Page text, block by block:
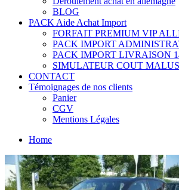
BLOG
PACK Aide Achat Import
FORFAIT PREMIUM VIP
PACK IMPORT
PACK IMPORT LIVRAISON
SIMULATEUR COUT
CONTACT
Témoignages de nos clients
Panier
CGV
Mentions Légales
Home